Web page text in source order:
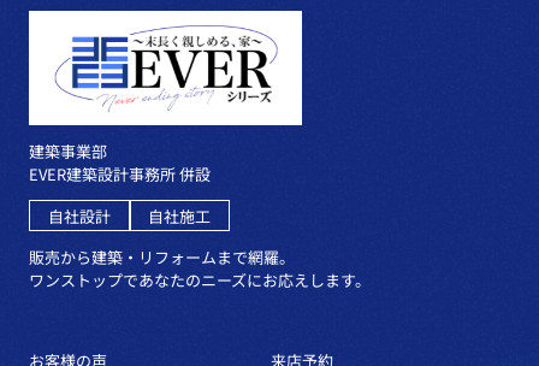
建築事業部
EVER建築設計事務所 併設
自社設計
自社施工
販売から建築・リフォームまで網羅。
ワンストップであなたのニーズにお応えします。
お客様の声 来店予約